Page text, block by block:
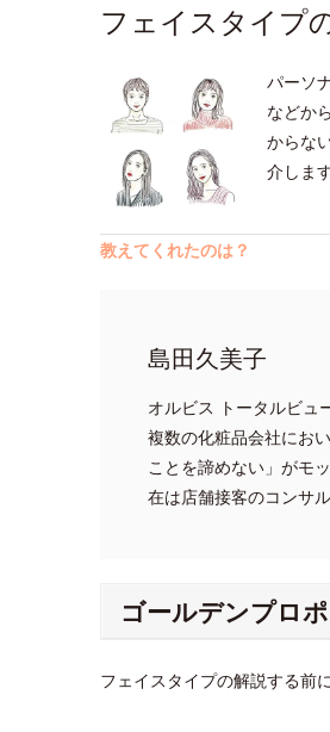
フェイスタイプ
パーソ
などか
からな
介しま
教えてくれたのは？
島田久美子
オルビス トータルビュ
複数の化粧品会社にお
ことを諦めない」がモ
在は店舗接客のコンサ
ゴールデンプロ
フェイスタイプの解説する前